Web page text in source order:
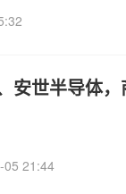
安世半导体
05 21:44